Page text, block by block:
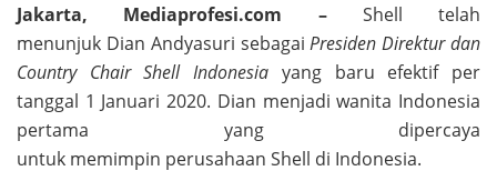
Jakarta, Mediaprofesi.com – Shell telah
menunjuk Dian Andyasuri sebagaiPresiden Direktur dan
Country Chair Shell Indonesia yang baru efektif per
tanggal 1 Januari 2020. Dian menjadi wanita Indonesia
pertama yang dipercaya
untuk memimpin perusahaan Shell di Indonesia.